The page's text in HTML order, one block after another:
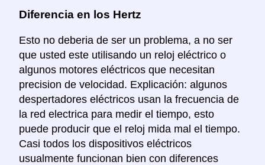
Diferencia en los Hertz
Esto no deberia de ser un problema, a no ser
que usted este utilisando un reloj eléctrico o
algunos motores eléctricos que necesitan
precision de velocidad. Explicación: algunos
despertadores eléctricos usan la frecuencia de
la red electrica para medir el tiempo, esto
puede producir que el reloj mida mal el tiempo.
Casi todos los dispositivos eléctricos
usualmente funcionan bien con diferences